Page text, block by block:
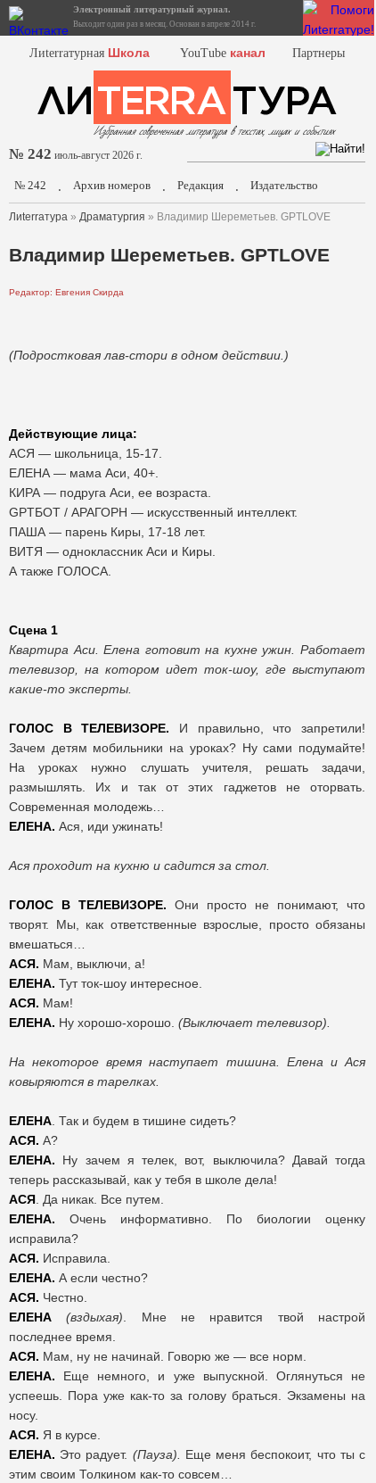
Электронный литературный журнал.
Выходит один раз в месяц. Основан в апреле 2014 г.
Лиterraтурная Школа YouTube канал Партнеры
№ 242 июль-август 2026 г.
№ 242 . Архив номеров . Редакция . Издательство
Лиterraтура » Драматургия » Владимир Шереметьев. GPTLOVE
Владимир Шереметьев. GPTLOVE
Редактор: Евгения Скирда
(Подростковая лав-стори в одном действии.)
Действующие лица:
АСЯ — школьница, 15-17.
ЕЛЕНА — мама Аси, 40+.
КИРА — подруга Аси, ее возраста.
GPTБОТ / АРАГОРН — искусственный интеллект.
ПАША — парень Киры, 17-18 лет.
ВИТЯ — одноклассник Аси и Киры.
А также ГОЛОСА.
Сцена 1
Квартира Аси. Елена готовит на кухне ужин. Работает
телевизор, на котором идет ток-шоу, где выступают
какие-то эксперты.
ГОЛОС В ТЕЛЕВИЗОРЕ. И правильно, что запретили!
Зачем детям мобильники на уроках? Ну сами подумайте!
На уроках нужно слушать учителя, решать задачи,
размышлять. Их и так от этих гаджетов не оторвать.
Современная молодежь…
ЕЛЕНА. Ася, иди ужинать!
Ася проходит на кухню и садится за стол.
ГОЛОС В ТЕЛЕВИЗОРЕ. Они просто не понимают, что
творят. Мы, как ответственные взрослые, просто обязаны
вмешаться…
АСЯ. Мам, выключи, а!
ЕЛЕНА. Тут ток-шоу интересное.
АСЯ. Мам!
ЕЛЕНА. Ну хорошо-хорошо. (Выключает телевизор).
На некоторое время наступает тишина. Елена и Ася
ковыряются в тарелках.
ЕЛЕНА . Так и будем в тишине сидеть?
АСЯ. А?
ЕЛЕНА. Ну зачем я телек, вот, выключила? Давай тогда
теперь рассказывай, как у тебя в школе дела!
АСЯ . Да никак. Все путем.
ЕЛЕНА. Очень информативно. По биологии оценку
исправила?
АСЯ. Исправила.
ЕЛЕНА. А если честно?
АСЯ. Честно.
ЕЛЕНА
(вздыхая) . Мне не нравится твой настрой
последнее время.
АСЯ. Мам, ну не начинай. Говорю же — все норм.
ЕЛЕНА. Еще немного, и уже выпускной. Оглянуться не
успеешь. Пора уже как-то за голову браться. Экзамены на
носу.
АСЯ. Я в курсе.
ЕЛЕНА. Это радует. (Пауза).
Еще меня беспокоит, что ты с
этим своим Толкином как-то совсем…